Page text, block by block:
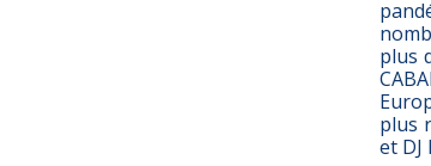
plus
plus
et DJ